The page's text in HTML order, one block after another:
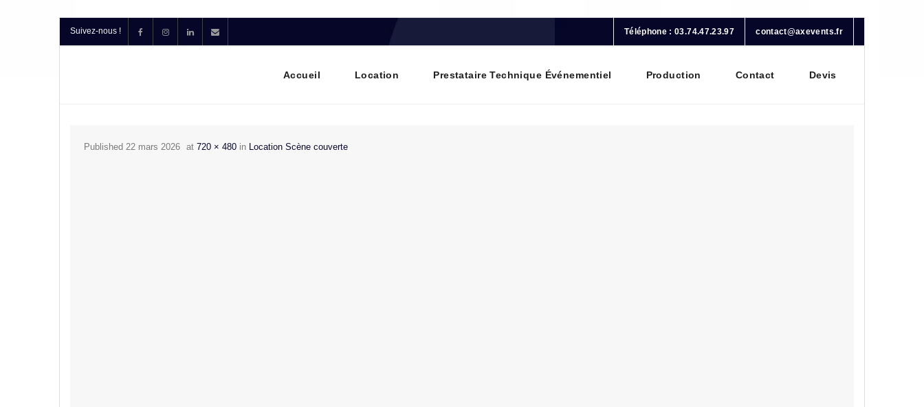
Suivez-nous ! Téléphone : 03.74.47.23.97 contact@axevents.fr
Accueil Location Prestataire Technique Événementiel Production Contact Devis
Published 22 mars 2026 at 720 × 480 in Location Scène couverte